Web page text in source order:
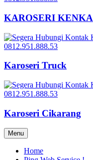
KAROSERI KENKA
Karoseri Truck
Karoseri Cikarang
Menu
Home